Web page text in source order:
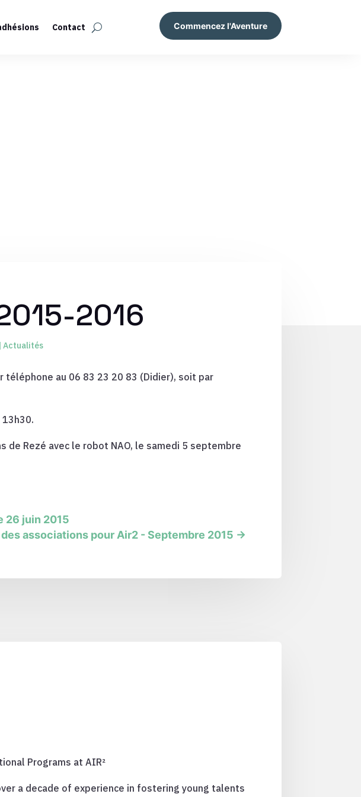
Contact Commencez l'Aventure
2016
Actualités
au 06 83 23 20 83 (Didier), soit par
de Rezé avec le robot NAO, le samedi 5 septembre
26 juin 2015
des associations pour Air2 - Septembre 2015 →
Programs at AIR²
a decade of experience in fostering young talents